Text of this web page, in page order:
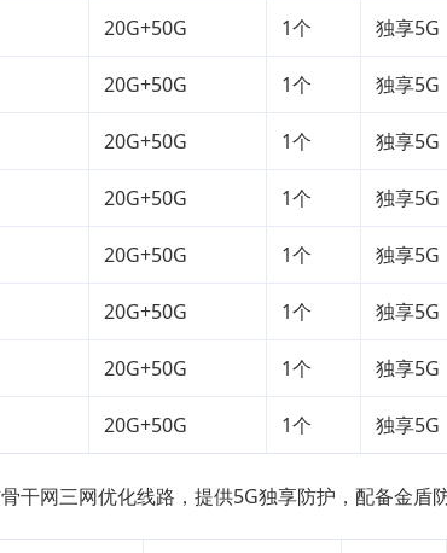
20G+50G 1个 独享5G
20G+50G 1个 独享5G
20G+50G 1个 独享5G
20G+50G 1个 独享5G
20G+50G 1个 独享5G
20G+50G 1个 独享5G
20G+50G 1个 独享5G
20G+50G 1个 独享5G
干网三网优化线路，提供5G独享防护，配备金盾